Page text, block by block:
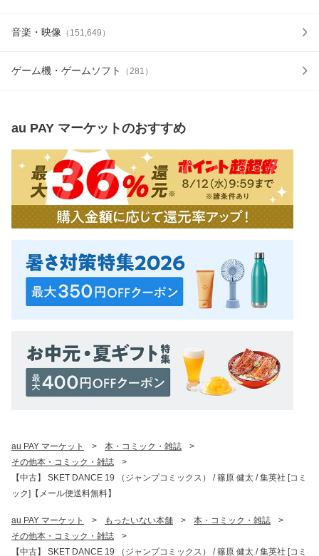
音楽・映像 （ 151,649 ）
ゲーム機・ゲームソフト （281 ）
au PAY マーケットのおすすめ
au PAY マーケット > 本・コミック・雑誌
>
その他本・コミック・雑誌
>
【中古】 SKET DANCE 19 （ジャンプコミックス） / 篠原 健太 / 集英社 [コミ
ック]【メール便送料無料】
au PAY マーケット > もったいない本舗 > 本・コミック・雑誌
>
その他本・コミック・雑誌
>
【中古】 SKET DANCE 19 （ジャンプコミックス） / 篠原 健太 / 集英社 [コミ